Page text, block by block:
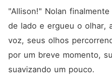
"Allison!" Nolan
de lado e ergueu o olhar,
voz, seus olhos
por um breve momento,
suavizando um pouco.